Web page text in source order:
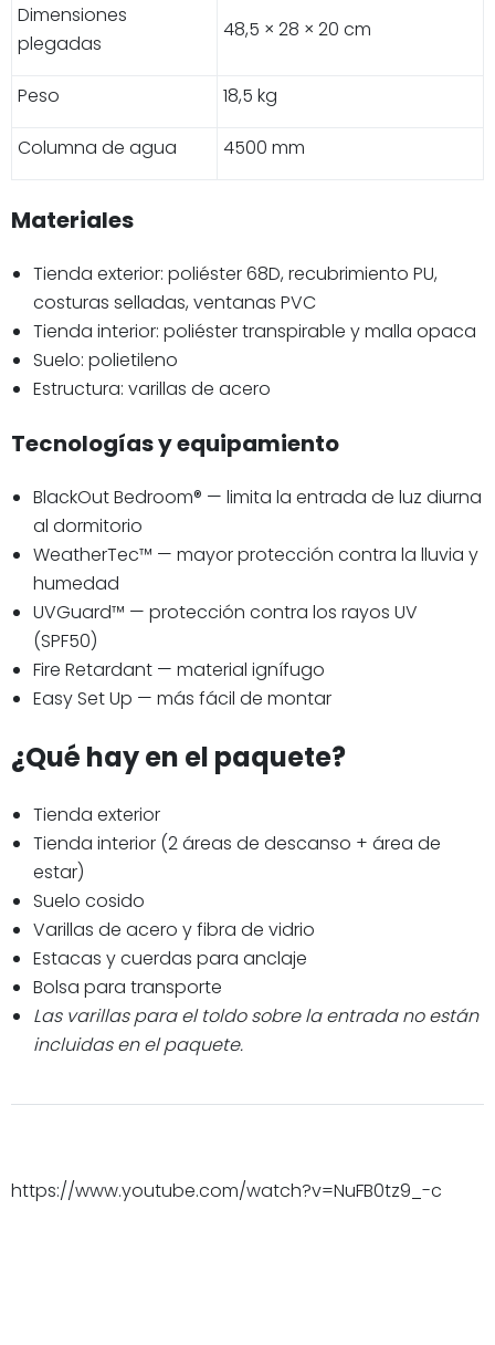
Dimensiones
plegadas
48,5 × 28 × 20 cm
Peso 18,5 kg
Columna de agua 4500 mm
Materiales
Tienda exterior: poliéster 68D, recubrimiento PU,
costuras selladas, ventanas PVC
Tienda interior: poliéster transpirable y malla opaca
Suelo: polietileno
Estructura: varillas de acero
Tecnologías y equipamiento
BlackOut Bedroom® — limita la entrada de luz diurna
al dormitorio
WeatherTec™ — mayor protección contra la lluvia y
humedad
UVGuard™ — protección contra los rayos UV
(SPF50)
Fire Retardant — material ignífugo
Easy Set Up — más fácil de montar
¿Qué hay en el paquete?
Tienda exterior
Tienda interior (2 áreas de descanso + área de
estar)
Suelo cosido
Varillas de acero y fibra de vidrio
Estacas y cuerdas para anclaje
Bolsa para transporte
Las varillas para el toldo sobre la entrada no están
incluidas en el paquete.
https://www.youtube.com/watch?v=NuFB0tz9_-c